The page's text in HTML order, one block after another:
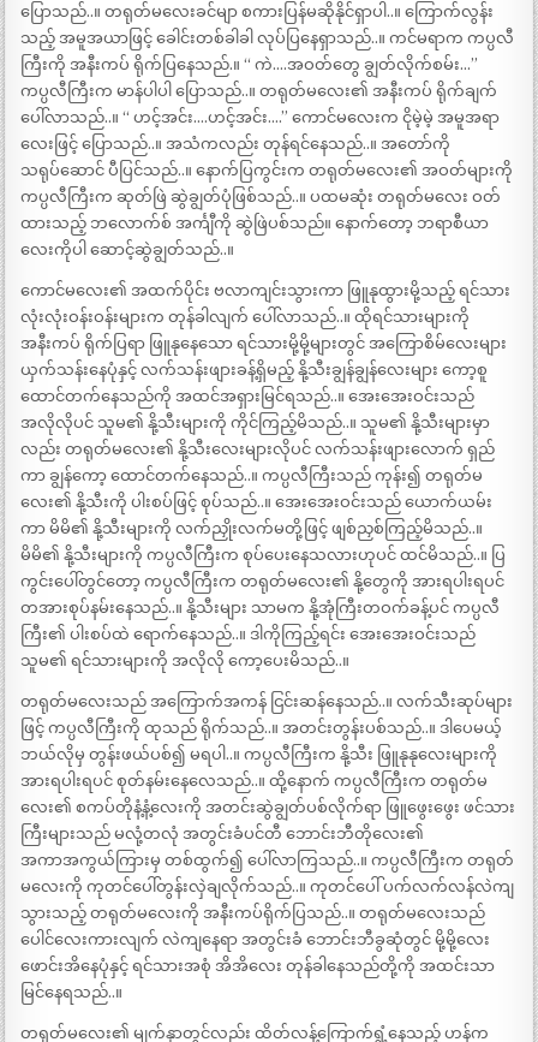
ပြောသည်..။ တရုတ်မလေးခင်မျာ စကားပြန်မဆိုနိုင်ရှာပါ..။ ကြောက်လွန်း
သည့် အမူအယာဖြင့် ခေါင်းတစ်ခါခါ လုပ်ပြနေရှာသည်..။ ကင်မရာက ကပ္ပလီ
ကြီးကို အနီးကပ် ရိုက်ပြနေသည်.။ “ ကဲ….အဝတ်တွေ ချွတ်လိုက်စမ်း…”
ကပ္ပလီကြီးက မာန်ပါပါ ပြောသည်..။ တရုတ်မလေး၏ အနီးကပ် ရိုက်ချက်
ပေါ်လာသည်..။ “ ဟင့်အင်း….ဟင့်အင်း….” ကောင်မလေးက ငိုမဲ့မဲ့ အမူအရာ
လေးဖြင့် ပြောသည်..။ အသံကလည်း တုန်ရင်နေသည်..။ အတော်ကို
သရုပ်ဆောင် ပီပြင်သည်..။ နောက်ပြကွင်းက တရုတ်မလေး၏ အဝတ်များကို
ကပ္ပလီကြီးက ဆုတ်ဖြဲ ဆွဲချွတ်ပုံဖြစ်သည်..။ ပထမဆုံး တရုတ်မလေး ဝတ်
ထားသည့် ဘလောက်စ် အင်္ကျီကို ဆွဲဖြဲပစ်သည်။ နောက်တော့ ဘရာစီယာ
လေးကိုပါ ဆောင့်ဆွဲချွတ်သည်..။
ကောင်မလေး၏ အထက်ပိုင်း ဗလာကျင်းသွားကာ ဖြူနုထွားမို့သည့် ရင်သား
လုံးလုံးဝန်းဝန်းများက တုန်ခါလျက် ပေါ်လာသည်..။ ထိုရင်သားများကို
အနီးကပ် ရိုက်ပြရာ ဖြူနုနေသော ရင်သားမို့မို့များတွင် အကြောစိမ်လေးများ
ယှက်သန်းနေပုံနှင့် လက်သန်းဖျားခန့်ရှိမည့် နို့သီးချွန်ချွန်လေးများ ကော့စူ
ထောင်တက်နေသည်ကို အထင်အရှားမြင်ရသည်..။ အေးအေးဝင်းသည်
အလိုလိုပင် သူမ၏ နို့သီးများကို ကိုင်ကြည့်မိသည်..။ သူမ၏ နို့သီးများမှာ
လည်း တရုတ်မလေး၏ နို့သီးလေးများလိုပင် လက်သန်းဖျားလောက် ရှည်
ကာ ချွန်ကော့ ထောင်တက်နေသည်..။ ကပ္ပလီကြီးသည် ကုန်း၍ တရုတ်မ
လေး၏ နို့သီးကို ပါးစပ်ဖြင့် စုပ်သည်..။ အေးအေးဝင်းသည် ယောက်ယမ်း
ကာ မိမိ၏ နို့သီးများကို လက်ညှိုးလက်မတို့ဖြင့် ဖျစ်ညှစ်ကြည့်မိသည်..။
မိမိ၏ နို့သီးများကို ကပ္ပလီကြီးက စုပ်ပေးနေသလားဟုပင် ထင်မိသည်..။ ပြ
ကွင်းပေါ်တွင်တော့ ကပ္ပလီကြီးက တရုတ်မလေး၏ နို့တွေကို အားရပါးရပင်
တအားစုပ်နမ်းနေသည်..။ နို့သီးများ သာမက နို့အုံကြီးတဝက်ခန့်ပင် ကပ္ပလီ
ကြီး၏ ပါးစပ်ထဲ ရောက်နေသည်..။ ဒါကိုကြည့်ရင်း အေးအေးဝင်းသည်
သူမ၏ ရင်သားများကို အလိုလို ကော့ပေးမိသည်..။
တရုတ်မလေးသည် အကြောက်အကန် ငြင်းဆန်နေသည်..။ လက်သီးဆုပ်များ
ဖြင့် ကပ္ပလီကြီးကို ထုသည် ရိုက်သည်..။ အတင်းတွန်းပစ်သည်..။ ဒါပေမယ့်
ဘယ်လိုမှ တွန်းဖယ်ပစ်၍ မရပါ..။ ကပ္ပလီကြီးက နို့သီး ဖြူနုနုလေးများကို
အားရပါးရပင် စုတ်နမ်းနေလေသည်..။ ထို့နောက် ကပ္ပလီကြီးက တရုတ်မ
လေး၏ စကပ်တိုနံ့နံ့လေးကို အတင်းဆွဲချွတ်ပစ်လိုက်ရာ ဖြူဖွေးဖွေး ဖင်သား
ကြီးများသည် မလုံ့တလုံ အတွင်းခံပင်တီ ဘောင်းဘီတိုလေး၏
အကာအကွယ်ကြားမှ တစ်ထွက်၍ ပေါ်လာကြသည်..။ ကပ္ပလီကြီးက တရုတ်
မလေးကို ကုတင်ပေါ်တွန်းလှဲချလိုက်သည်..။ ကုတင်ပေါ် ပက်လက်လန်လဲကျ
သွားသည့် တရုတ်မလေးကို အနီးကပ်ရိုက်ပြသည်..။ တရုတ်မလေးသည်
ပေါင်လေးကားလျက် လဲကျနေရာ အတွင်းခံ ဘောင်းဘီခွဆုံတွင် မို့မို့လေး
ဖောင်းအိနေပုံနှင့် ရင်သားအစုံ အိအိလေး တုန်ခါနေသည်တို့ကို အထင်းသာ
မြင်နေရသည်..။
တရုတ်မလေး၏ မျက်နှာတွင်လည်း ထိတ်လန့်ကြောက်ရွံ့နေသည့် ဟန်က